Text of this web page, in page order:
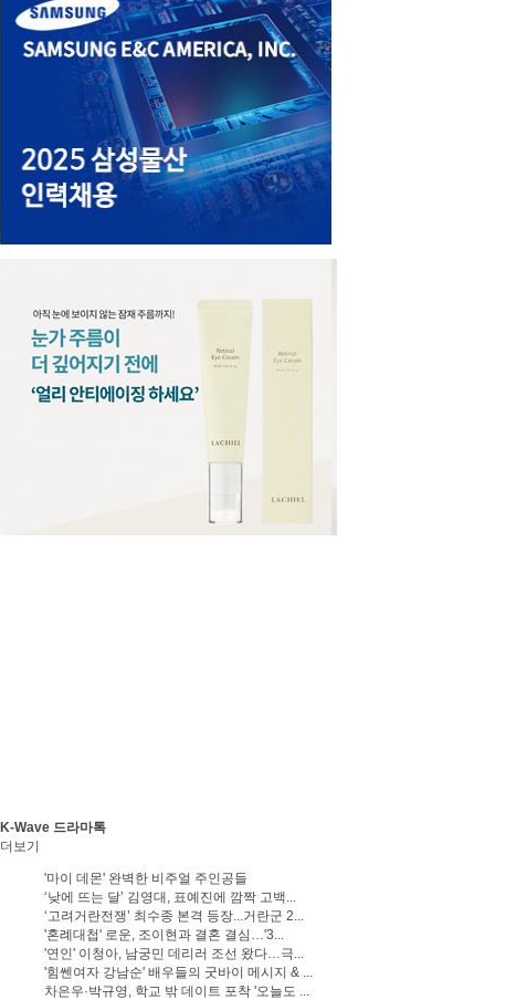
K-Wave 드라마톡
더보기
'마이 데몬' 완벽한 비주얼 주인공들
‘낮에 뜨는 달’ 김영대, 표예진에 깜짝 고백...
‘고려거란전쟁’ 최수종 본격 등장...거란군 2...
'혼례대첩' 로운, 조이현과 결혼 결심…'3...
'연인' 이청아, 남궁민 데리러 조선 왔다…극...
'힘쎈여자 강남순' 배우들의 굿바이 메시지 & ...
차은우·박규영, 학교 밖 데이트 포착 '오늘도 ...